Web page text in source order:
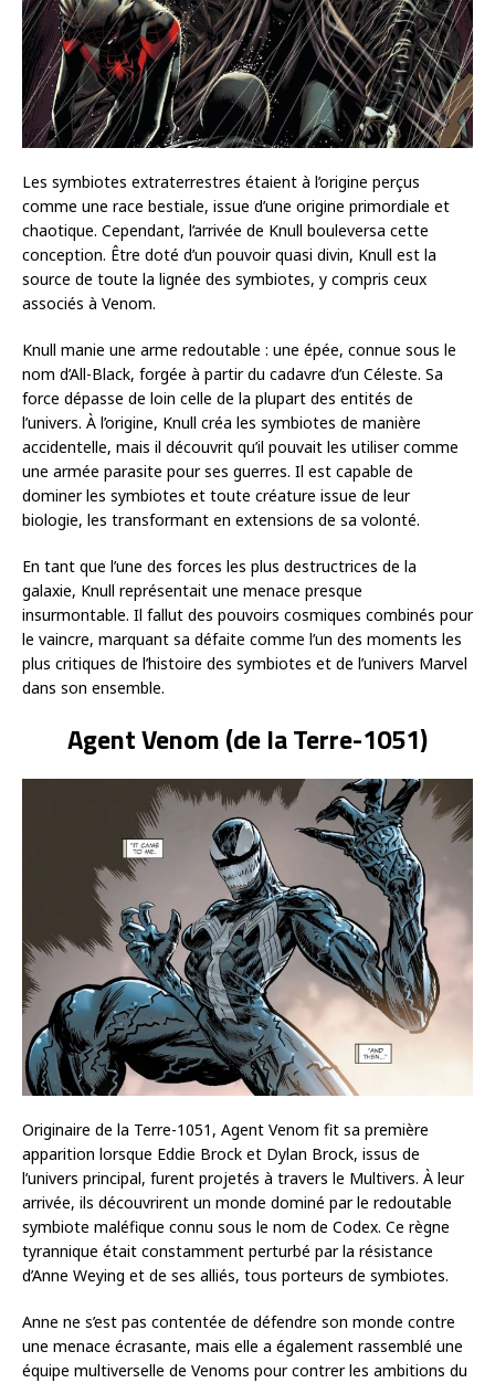
Les symbiotes extraterrestres étaient à l’origine perçus
comme une race bestiale, issue d’une origine primordiale et
chaotique. Cependant, l’arrivée de Knull bouleversa cette
conception. Être doté d’un pouvoir quasi divin, Knull est la
source de toute la lignée des symbiotes, y compris ceux
associés à Venom.
Knull manie une arme redoutable : une épée, connue sous le
nom d’All-Black, forgée à partir du cadavre d’un Céleste. Sa
force dépasse de loin celle de la plupart des entités de
l’univers. À l’origine, Knull créa les symbiotes de manière
accidentelle, mais il découvrit qu’il pouvait les utiliser comme
une armée parasite pour ses guerres. Il est capable de
dominer les symbiotes et toute créature issue de leur
biologie, les transformant en extensions de sa volonté.
En tant que l’une des forces les plus destructrices de la
galaxie, Knull représentait une menace presque
insurmontable. Il fallut des pouvoirs cosmiques combinés pour
le vaincre, marquant sa défaite comme l’un des moments les
plus critiques de l’histoire des symbiotes et de l’univers Marvel
dans son ensemble.
Agent Venom (de la Terre-1051)
Originaire de la Terre-1051, Agent Venom fit sa première
apparition lorsque Eddie Brock et Dylan Brock, issus de
l’univers principal, furent projetés à travers le Multivers. À leur
arrivée, ils découvrirent un monde dominé par le redoutable
symbiote maléfique connu sous le nom de Codex. Ce règne
tyrannique était constamment perturbé par la résistance
d’Anne Weying et de ses alliés, tous porteurs de symbiotes.
Anne ne s’est pas contentée de défendre son monde contre
une menace écrasante, mais elle a également rassemblé une
équipe multiverselle de Venoms pour contrer les ambitions du